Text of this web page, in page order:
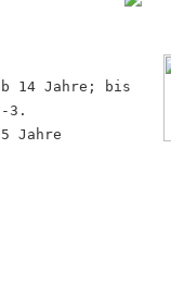
14 Jahre; bis
3.
Jahre